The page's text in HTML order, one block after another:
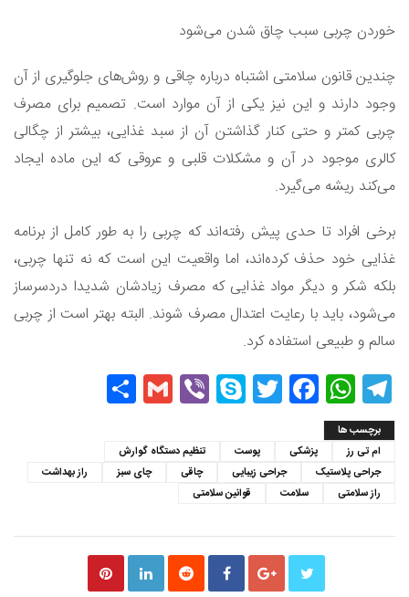
خوردن چربی سبب چاق شدن می‌شود
چندین قانون سلامتی اشتباه درباره چاقی و روش‌های جلوگیری از آن
وجود دارند و این نیز یکی از آن موارد است. تصمیم برای مصرف
چربی کمتر و حتی کنار گذاشتن آن از سبد غذایی، بیشتر از چگالی
کالری موجود در آن و مشکلات قلبی و عروقی که این ماده ایجاد
می‌کند ریشه می‌گیرد.
برخی افراد تا حدی پیش رفته‌اند که چربی را به طور کامل از برنامه
غذایی خود حذف کرده‌اند، اما واقعیت این است که نه تنها چربی،
بلکه شکر و دیگر مواد غذایی که مصرف زیادشان شدیدا دردسرساز
می‌شود، باید با رعایت اعتدال مصرف شوند. البته بهتر است از چربی
سالم و طبیعی استفاده کرد.
Telegram
WhatsApp
Facebook
Twitter
Skype
Viber
Gmail
برچسب ها
ام تی رز
پزشکی پوست
تنظیم دستگاه گوارش
جراحی پلاستیک
جراحی زیبایی چاقی چای سبز
راز بهداشت
راز سلامتی
سلامت قوانین سلامتی